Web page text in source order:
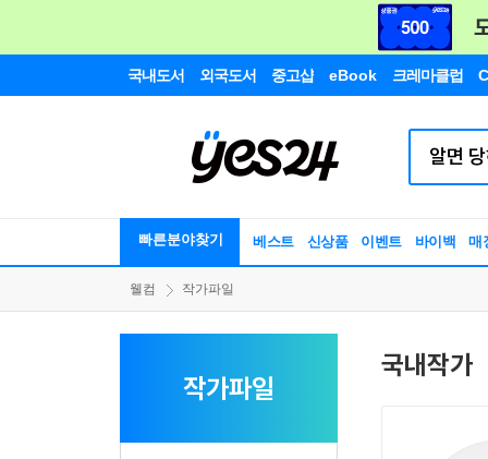
국내도서 외국도서 중고샵 eBook 크레마클럽
빠른분야찾기 베스트 신상품 이벤트 바이백 매
웰컴 작가파일
작가파일
국내작가